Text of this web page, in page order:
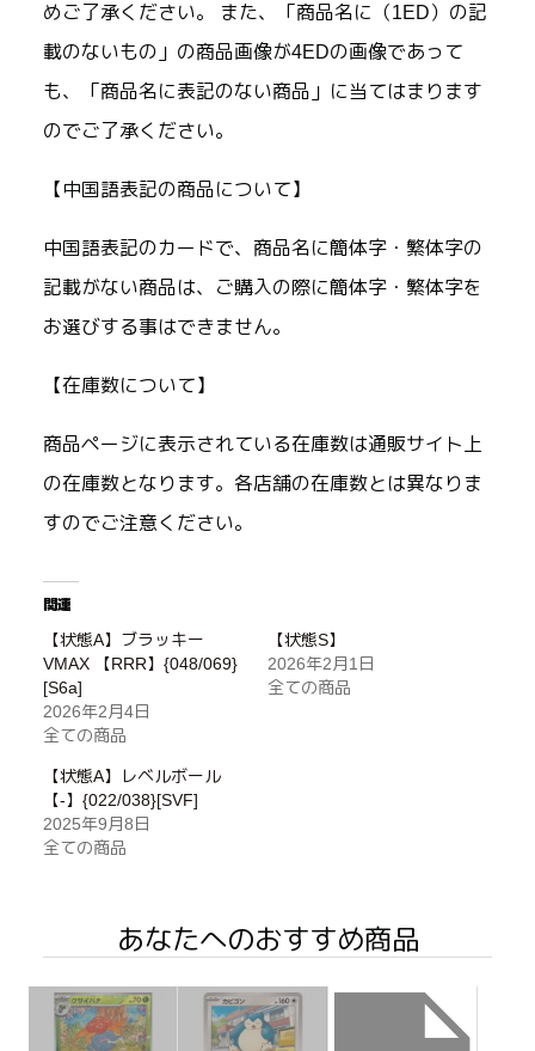
めご了承ください。 また、「商品名に（1ED）の記
載のないもの」の商品画像が4EDの画像であって
も、「商品名に表記のない商品」に当てはまります
のでご了承ください。
【中国語表記の商品について】
中国語表記のカードで、商品名に簡体字・繁体字の
記載がない商品は、ご購入の際に簡体字・繁体字を
お選びする事はできません。
【在庫数について】
商品ページに表示されている在庫数は通販サイト上
の在庫数となります。各店舗の在庫数とは異なりま
すのでご注意ください。
関連
【状態A】ブラッキー
VMAX 【RRR】{048/069}
[S6a]
2026年2月4日
全ての商品
【状態S】
2026年2月1日
全ての商品
【状態A】レベルボール
【-】{022/038}[SVF]
2025年9月8日
全ての商品
あなたへのおすすめ商品